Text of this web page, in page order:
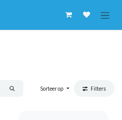
Sorteer op Filters